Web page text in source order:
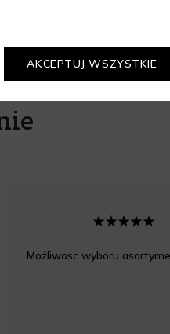
Możliwosc wyboru
AKCEPTUJ WSZYSTKIE